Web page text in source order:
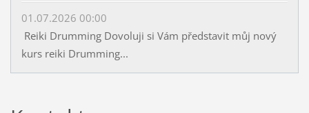
01.07.2026 00:00
Reiki Drumming Dovoluji si Vám představit můj nový
kurs reiki Drumming...